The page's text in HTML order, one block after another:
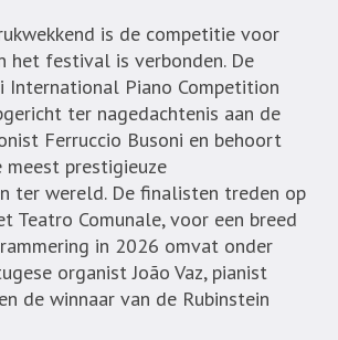
is de competitie voor
het festival is verbonden. De
International Piano Competition
ter nagedachtenis aan de
Ferruccio Busoni en behoort
prestigieuze
ter wereld. De finalisten treden op
Teatro Comunale, voor een breed
in 2026 omvat onder
organist João Vaz, pianist
de winnaar van de Rubinstein